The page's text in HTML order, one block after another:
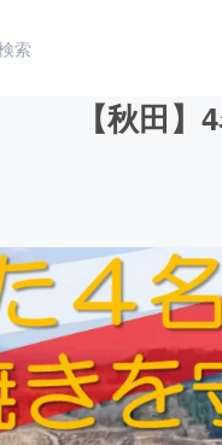
・ガジェット
【秋田